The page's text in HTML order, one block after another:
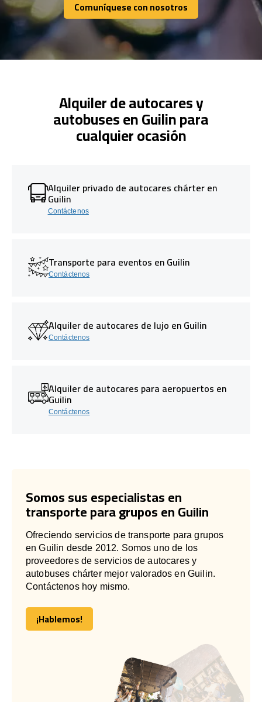
Comuníquese con nosotros
Comuníquese con nosotros
Alquiler de autocares y
autobuses en Guilin para
cualquier ocasión
Alquiler privado de autocares chárter en
Guilin
Contáctenos
Transporte para eventos en Guilin
Contáctenos
Alquiler de autocares de lujo en Guilin
Contáctenos
Alquiler de autocares para aeropuertos en
Guilin
Contáctenos
Somos sus especialistas en
transporte para grupos en Guilin
Ofreciendo servicios de transporte para grupos
en Guilin desde 2012. Somos uno de los
proveedores de servicios de autocares y
autobuses chárter mejor valorados en Guilin.
Contáctenos hoy mismo.
¡Hablemos!
¡Hablemos!